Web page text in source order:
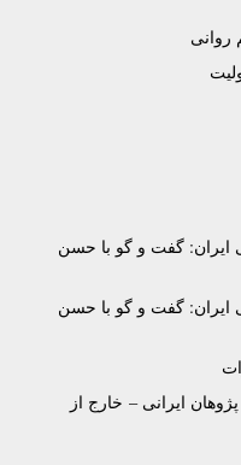
روانی
ایران: گفت و گو با حسن
ایران: گفت و گو با حسن
ایرانی – خارج از